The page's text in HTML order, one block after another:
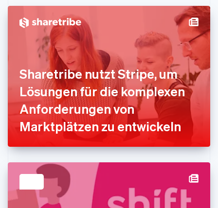
Sharetribe nutzt Stripe, um
Lösungen für die komplexen
Anforderungen von
Marktplätzen zu entwickeln
简体中文English
EnglishSvenska
Frankreich
Français English
Gibraltar
English
Griechenland
English
Indien
English
Irland
English
Japan
日本語English
Kanada
Français
Kroatien
EnglishItaliano